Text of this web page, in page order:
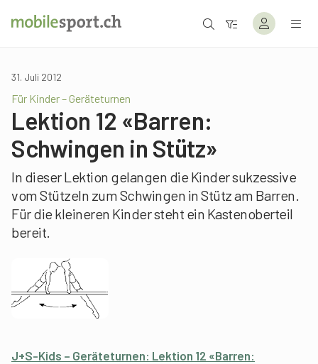
31. Juli 2012
Für Kinder – Geräteturnen
Lektion 12 «Barren:
Schwingen in Stütz»
In dieser Lektion gelangen die Kinder sukzessive
vom Stützeln zum Schwingen in Stütz am Barren.
Für die kleineren Kinder steht ein Kastenoberteil
bereit.
J+S-Kids – Geräteturnen: Lektion 12 «Barren: